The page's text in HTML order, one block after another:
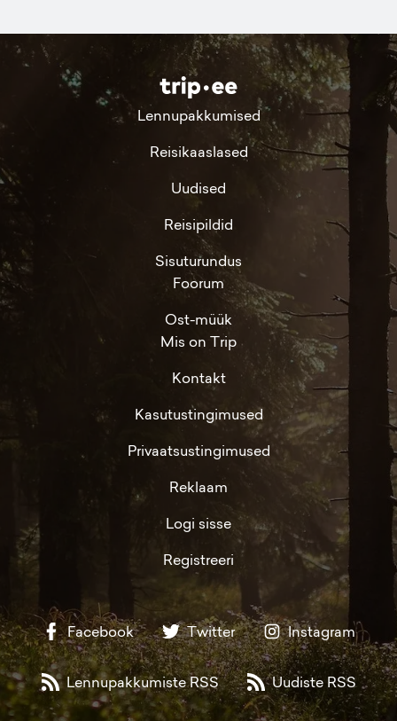
Lennupakkumised
Reisikaaslased
Uudised
Reisipildid
Sisuturundus
Foorum
Ost-müük
Mis on Trip
Kontakt
Kasutustingimused
Privaatsustingimused
Reklaam
Logi sisse
Registreeri
Facebook Twitter Instagram
Lennupakkumiste RSS Uudiste RSS